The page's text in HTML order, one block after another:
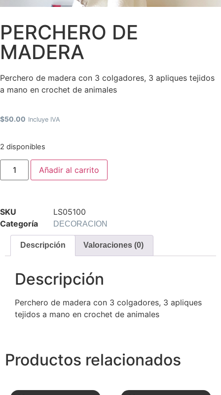
PERCHERO DE
MADERA
Perchero de madera con 3 colgadores, 3 apliques tejidos
a mano en crochet de animales
$50.00 Incluye IVA
2 disponibles
Añadir al carrito
SKU
LS05100
Categoría
DECORACION
Descripción Valoraciones (0)
Descripción
Perchero de madera con 3 colgadores, 3 apliques
tejidos a mano en crochet de animales
Productos relacionados